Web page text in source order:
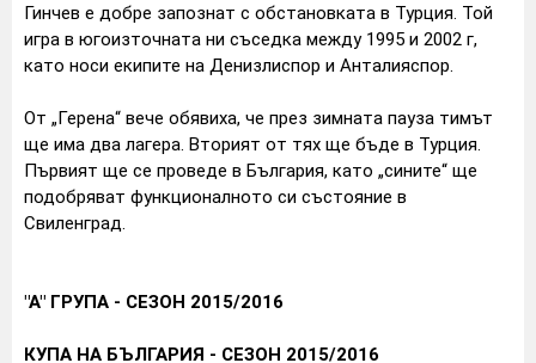
Гинчев е добре запознат с обстановката в Турция. Той
игра в югоизточната ни съседка между 1995 и 2002 г,
като носи екипите на Денизлиспор и Анталияспор.
От „Герена“ вече обявиха, че през зимната пауза тимът
ще има два лагера. Вторият от тях ще бъде в Турция.
Първият ще се проведе в България, като „сините“ ще
подобряват функционалното си състояние в
Свиленград.
"А" ГРУПА - СЕЗОН 2015/2016
КУПА НА БЪЛГАРИЯ - СЕЗОН 2015/2016